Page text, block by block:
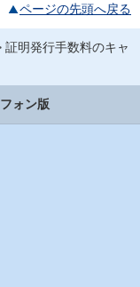
ページの先頭へ戻る
証明発行手数料のキャ
ォン版